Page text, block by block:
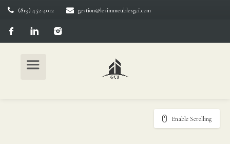
(819) 452-4012 gestion@lesimmeublesgci.com
Enable Scrolling